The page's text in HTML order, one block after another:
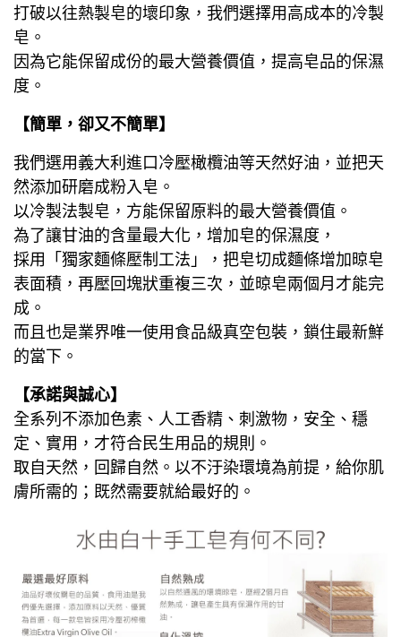
打破以往熱製皂的壞印象，我們選擇用高成本的冷製
皂。
因為它能保留成份的最大營養價值，提高皂品的保濕
度。
【簡單，卻又不簡單】
我們選用義大利進口冷壓橄欖油等天然好油，並把天
然添加研磨成粉入皂。
以冷製法製皂，方能保留原料的最大營養價值。
為了讓甘油的含量最大化，增加皂的保濕度，
採用「獨家麵條壓制工法」，把皂切成麵條增加晾皂
表面積，再壓回塊狀重複三次，並晾皂兩個月才能完
成。
而且也是業界唯一使用食品級真空包裝，鎖住最新鮮
的當下。
【承諾與誠心】
全系列不添加色素、人工香精、刺激物，安全、穩
定、實用，才符合民生用品的規則。
取自天然，回歸自然。以不汙染環境為前提，給你肌
膚所需的；既然需要就給最好的。